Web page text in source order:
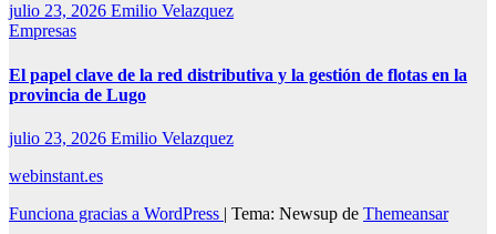
julio 23, 2026 Emilio Velazquez
Empresas
El papel clave de la red distributiva y la gestión de flotas en la
provincia de Lugo
julio 23, 2026 Emilio Velazquez
webinstant.es
Funciona gracias a WordPress | Tema: Newsup de Themeansar